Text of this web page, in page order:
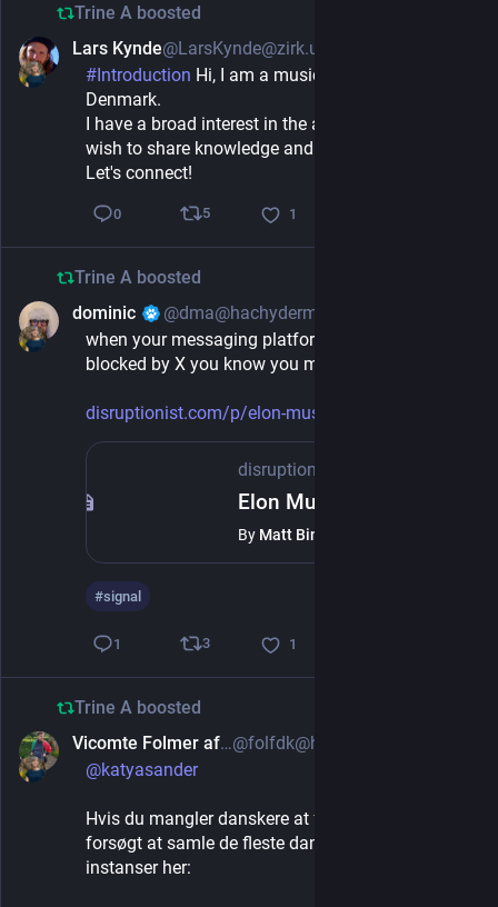
Trine A boosted
Lars Kynde@LarsKynde@zirk.us
# Introduction Hi, I am a music inventor living in
Denmark.
I have a broad interest in the arts. With this profile I
wish to share knowledge and inspiration.
Let's connect!
0 5 1
Trine A boosted
dominic
@dma@hachyderm.io
when your messaging platform of choice is
blocked by X you know you made the right choice.
disruptionist.com/p/elon-musks
disruptionist
By Matt Binder
#signal
1 3 1
Trine A boosted
Vicomte Folmer af Helvede
@katyasander
Hvis du mangler danskere at følge, så har jeg
forsøgt at samle de fleste danske Mastodon
instanser her: